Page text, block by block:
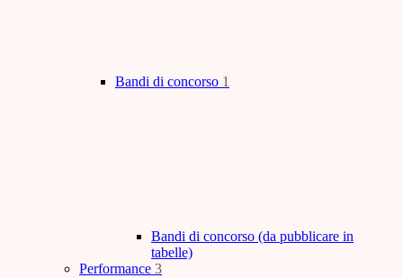
Bandi di concorso 1
Bandi di concorso (da pubblicare in
tabelle)
Performance 3